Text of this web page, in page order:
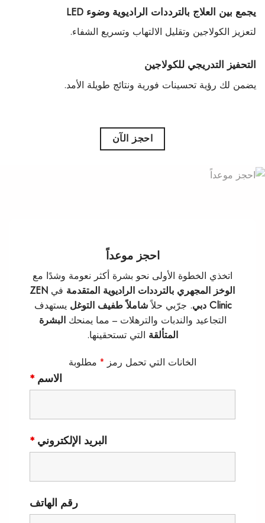
يجمع بين العلاج بالترددات الراديوية وضوء LED
لتعزيز الكولاجين وتقليل الالتهاب وتسريع الشفاء.
التحفيز التدريجي للكولاجين
يضمن لك رؤية تحسينات فورية ونتائج طويلة الأمد.
احجز الآن
احجز موعداً
اتخذي الخطوة الأولى نحو بشرة أكثر نعومة وشدًا مع
الوخز المجهري بالترددات الراديوية المتقدمة في ZEN
Clinic دبي
. جرّبي حلاًشاملاً طفيف التوغل يستهدف
التجاعيد والندبات والترهلات – مما يمنحكالبشرة
المتألقة التي تستحقينها.
الخانات التي تحمل رمز * مطلوبة
الاسم*
البريد الإلكتروني*
رقم الهاتف